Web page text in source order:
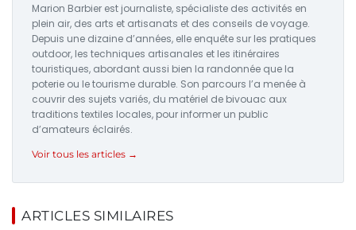
Marion Barbier est journaliste, spécialiste des activités en
plein air, des arts et artisanats et des conseils de voyage.
Depuis une dizaine d’années, elle enquête sur les pratiques
outdoor, les techniques artisanales et les itinéraires
touristiques, abordant aussi bien la randonnée que la
poterie ou le tourisme durable. Son parcours l’a menée à
couvrir des sujets variés, du matériel de bivouac aux
traditions textiles locales, pour informer un public
d’amateurs éclairés.
Voir tous les articles →
ARTICLES SIMILAIRES